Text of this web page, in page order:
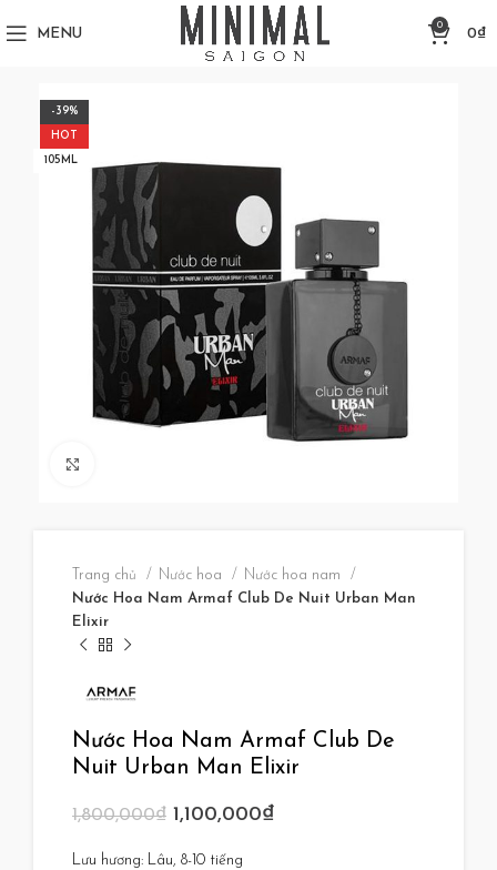
MENU
0
0₫
-39%
HOT
105ML
Trang chủ Nước hoa
Nước hoa nam
Nước Hoa Nam Armaf Club De Nuit Urban Man
Elixir
Nước Hoa Nam Armaf Club De
Nuit Urban Man Elixir
1,800,000₫ 1,100,000₫
Lưu hương: Lâu, 8-10 tiếng